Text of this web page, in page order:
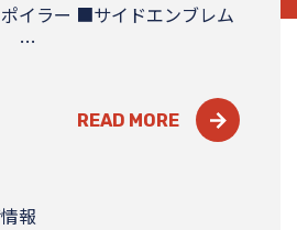
イラー ■サイドエンブレム
…
READ MORE
報